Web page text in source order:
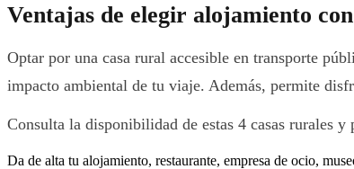
Ventajas de elegir alojamiento
Optar por una casa rural accesible en transporte
impacto ambiental de tu viaje. Además, permite
Consulta la disponibilidad de estas 4 casas rurales
Da de alta tu alojamiento, restaurante, empresa de ocio,